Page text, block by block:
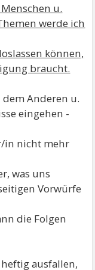
u.
werde ich
können,
braucht.
Anderen u.
eingehen -
in nicht mehr
was uns
Vorwürfe
die Folgen
ausfallen,